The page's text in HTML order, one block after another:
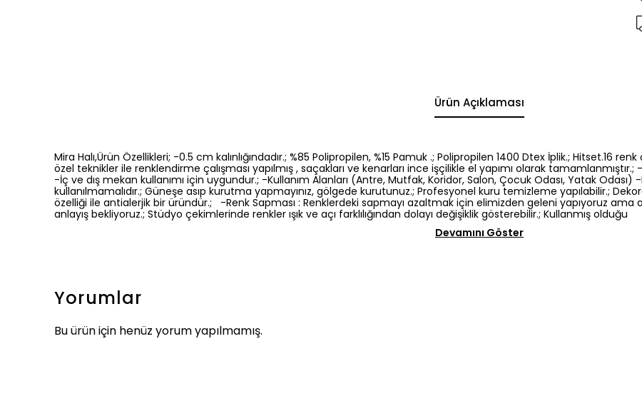
Ürün Açıklaması
Mira Halı,Ürün Özellikleri; -0.5 cm kalınlığındadır.; %85 Polipropilen, %15 Pamuk .; Polipropilen 1400 Dtex İplik.; Hitset.16
özel teknikler ile renklendirme çalışması yapılmış , saçakları ve kenarları ince işçilikle el yapımı olarak
-İç ve dış mekan kullanımı için uygundur.; -Kullanım Alanları (Antre, Mutfak, Koridor, Salon, Çocuk Odası, Yatak Odası)
kullanılmamalıdır.; Güneşe asıp kurutma yapmayınız, gölgede kurutunuz.; Profesyonel kuru temizleme yapılabilir.;
özelliği ile antialerjik bir üründür.; -Renk Sapması : Renklerdeki sapmayı azaltmak için elimizden geleni yapıyoruz
anlayış bekliyoruz.; Stüdyo çekimlerinde renkler ışık ve açı farklılığından dolayı değişiklik gösterebilir.; Kullanmış olduğu
Devamını Göster
Yorumlar
Bu ürün için henüz yorum yapılmamış.